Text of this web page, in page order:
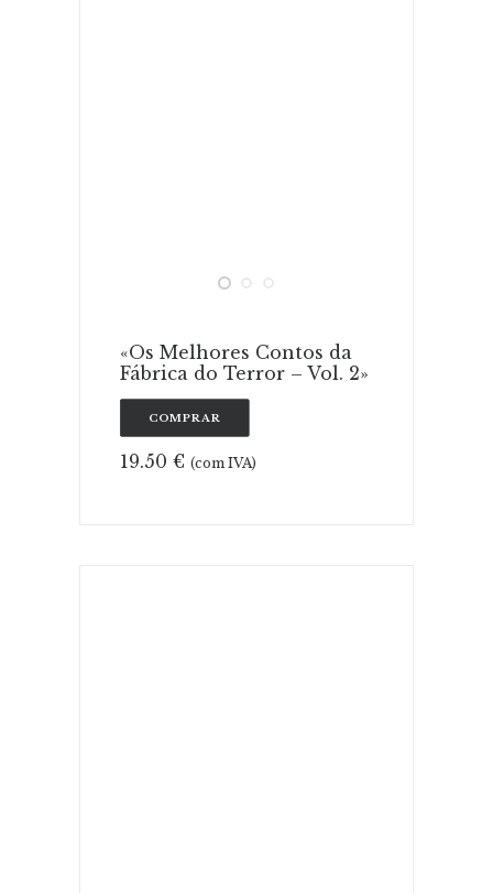
«Os Melhores Contos da
Fábrica do Terror – Vol. 2»
COMPRAR
19.50 € (com IVA)